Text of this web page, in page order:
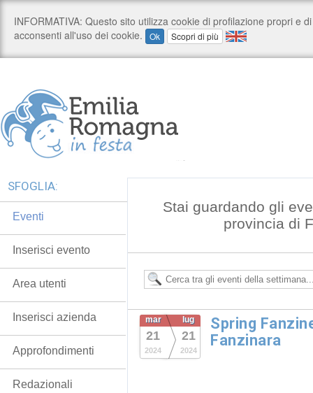
Stai guardando gli
provincia di
mar
21
2024
lug
21
2024
Spring
Fanzinara
SFOGLIA:
Eventi
Inserisci evento
Area utenti
Inserisci azienda
Approfondimenti
Redazionali